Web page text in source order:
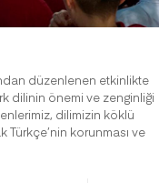
düzenlenen etkinlikte
dilinin önemi ve zenginliği
dilimizin köklü
korunması ve